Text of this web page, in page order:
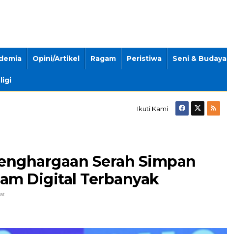
Opini/Artikel Ragam Peristiwa Seni & Budaya
Ikuti Kami
Serah Simpan
Digital Terbanyak